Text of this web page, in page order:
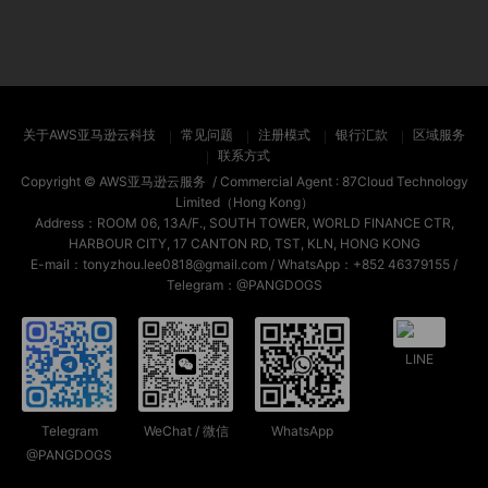
关于AWS亚马逊云科技 常见问题 注册模式 银行汇款
区域服务
联系方式
Copyright © AWS亚马逊云服务 / Commercial Agent : 87Cloud Technology
Limited（Hong Kong）
Address：ROOM 06, 13A/F., SOUTH TOWER, WORLD FINANCE CTR,
HARBOUR CITY, 17 CANTON RD, TST, KLN, HONG KONG
E-mail：tonyzhou.lee0818@gmail.com / WhatsApp：+852 46379155 /
Telegram：@PANGDOGS
Telegram
@PANGDOGS
WeChat / 微信 WhatsApp
LINE